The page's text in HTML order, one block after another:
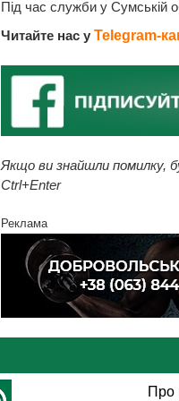
Під час служби у Сумській
Читайте нас у Telegram-
Якщо ви знайшли помилку,
Ctrl+Enter
Реклама
Про